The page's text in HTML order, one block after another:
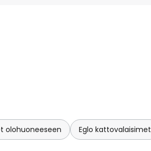
olohuoneeseen Eglo kattovalaisimet